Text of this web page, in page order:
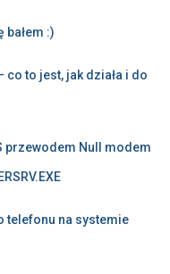
bałem :)
to jest, jak działa i do
przewodem Null modem
telefonu na systemie